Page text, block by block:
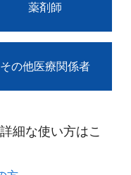
薬剤師
その他医療関係者
細な使い方はこ